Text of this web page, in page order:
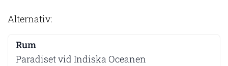
Alternativ:
Paradiset vid Indiska Oceanen